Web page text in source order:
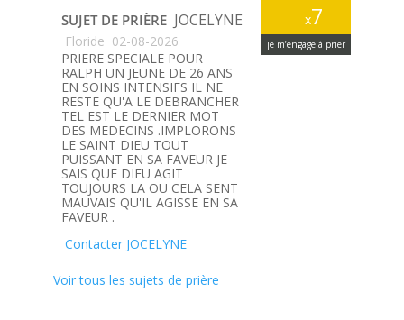
x7
je m’engage à prier
SUJET DE PRIÈRE JOCELYNE
Floride 02-08-2026
PRIERE SPECIALE POUR
RALPH UN JEUNE DE 26 ANS
EN SOINS INTENSIFS IL NE
RESTE QU'A LE DEBRANCHER
TEL EST LE DERNIER MOT
DES MEDECINS .IMPLORONS
LE SAINT DIEU TOUT
PUISSANT EN SA FAVEUR JE
SAIS QUE DIEU AGIT
TOUJOURS LA OU CELA SENT
MAUVAIS QU'IL AGISSE EN SA
FAVEUR .
Contacter JOCELYNE
Voir tous les sujets de prière